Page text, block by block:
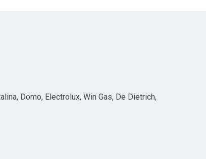
Domo, Electrolux, Win Gas, De Dietrich,